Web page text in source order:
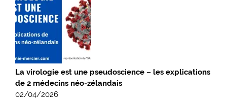
La virologie est une pseudoscience – les explications
de 2 médecins néo-zélandais
02/04/2026